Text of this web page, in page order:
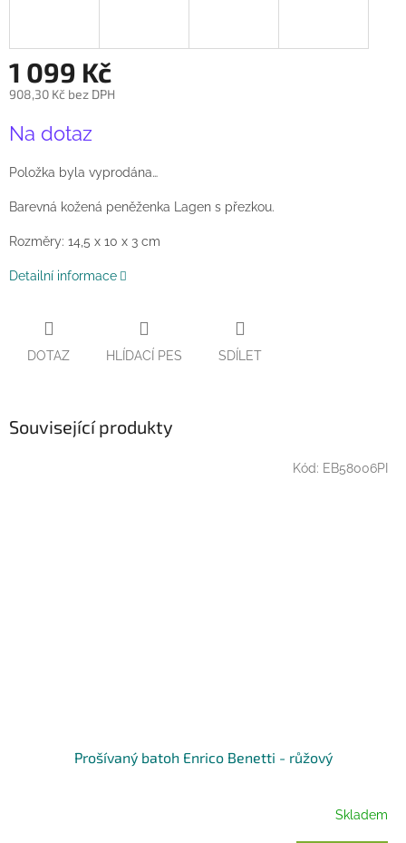
1 099 Kč
908,30 Kč bez DPH
cena:
Na dotaz
Položka byla vyprodána…
Barevná kožená peněženka Lagen s přezkou.
Rozměry: 14,5 x 10 x 3 cm
Detailní informace
DOTAZ HLÍDACÍ PES SDÍLET
Související produkty
Prošívaný batoh Enrico Benetti - růžový
Skladem
Kód: EB58006PI